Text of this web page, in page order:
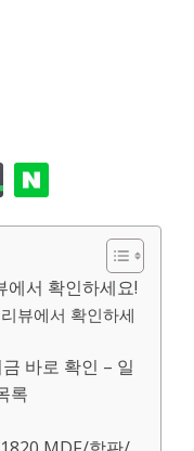
에서 확인하세요!
뷰에서 확인하세
바로 확인 – 일
록